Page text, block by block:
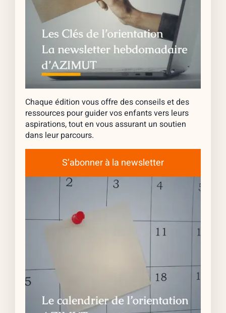
Chaque édition vous offre des conseils et des
ressources pour guider vos enfants vers leurs
aspirations, tout en vous assurant un soutien
dans leur parcours.
S’abonner à la newsletter